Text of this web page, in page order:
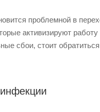
проблемной в
активизируют
сбои, стоит обратиться